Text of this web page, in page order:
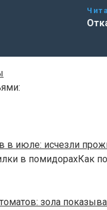
в июле: исчезли
в помидорахКак
зола